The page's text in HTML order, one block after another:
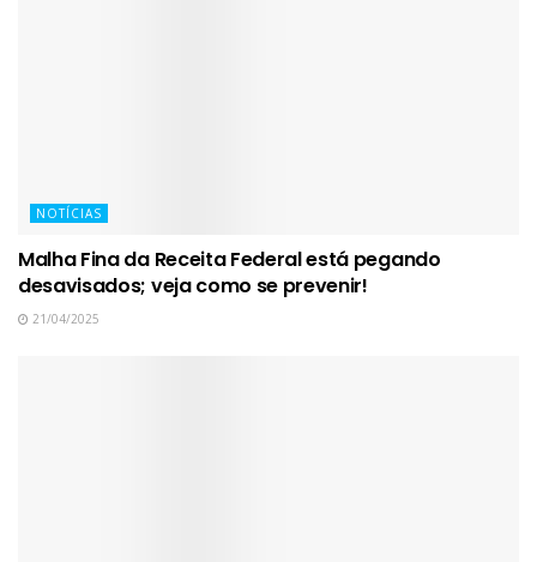
NOTÍCIAS
Malha Fina da Receita Federal está pegando
desavisados; veja como se prevenir!
21/04/2025